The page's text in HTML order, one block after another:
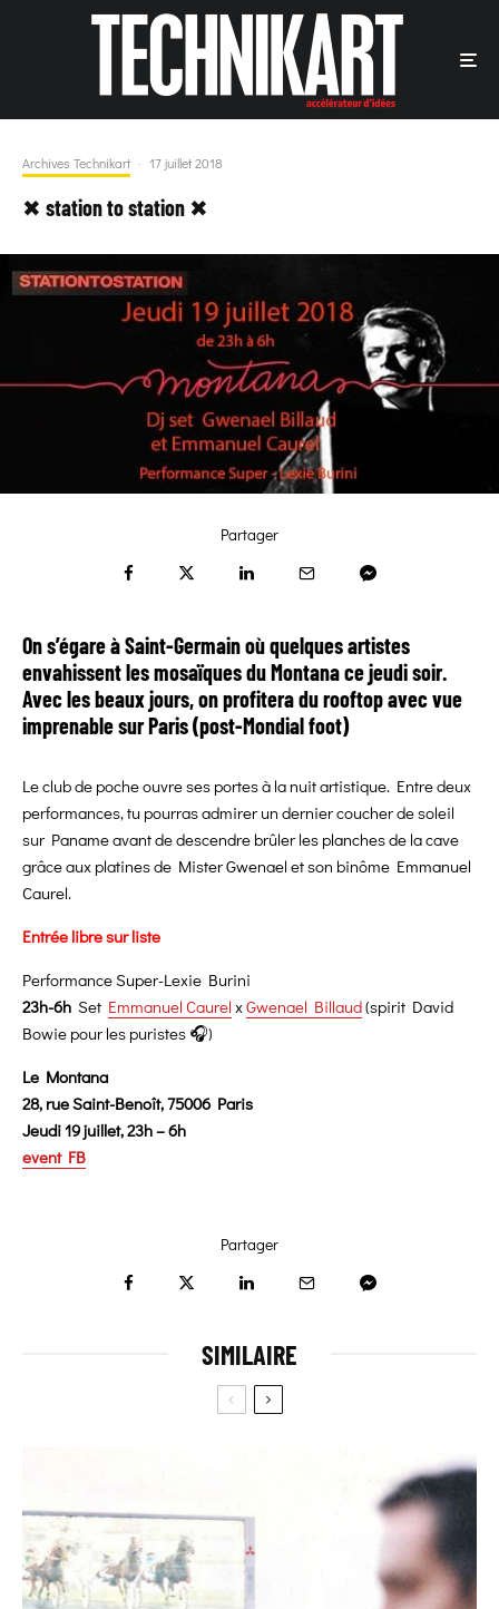
Archives Technikart · 17 juillet 2018
✖ station to station ✖
Partager
On s’égare à Saint-Germain où quelques artistes
envahissent les mosaïques du Montana ce jeudi soir.
Avec les beaux jours, on profitera du rooftop avec vue
imprenable sur Paris (post-Mondial foot)
Le club de poche ouvre ses portes à la nuit artistique. Entre deux
performances, tu pourras admirer un dernier coucher de soleil
sur Paname avant de descendre brûler les planches de la cave
grâce aux platines de Mister Gwenael et son binôme Emmanuel
Caurel.
Entrée libre sur liste
Performance Super-Lexie Burini
23h-6h Set Emmanuel Caurel xGwenael Billaud(spirit David
Bowie pour les puristes 🎧)
Le Montana
28, rue Saint-Benoît, 75006 Paris
Jeudi 19 juillet, 23h – 6h
event FB
Partager
SIMILAIRE